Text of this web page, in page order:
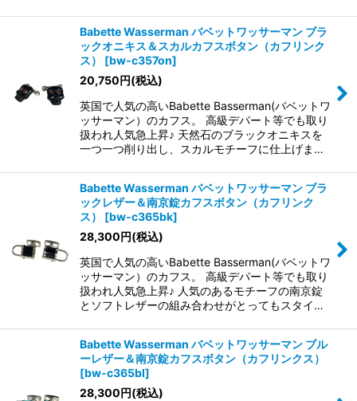
Babette Wasserman バベットワッサーマン ブラ
ックオニキス＆スカルカフスボタン（カフリンク
ス）
[bw-c357on]
20,750円(税込)
英国で人気の高いBabette Basserman(バベットワ
ッサーマン）のカフス。 高級デパート等でも取り
扱われ人気急上昇♪ 天然石のブラックオニキスを
一つ一つ削り出し、スカルモチーフに仕上げま…
Babette Wasserman バベットワッサーマン ブラ
ックレザー＆南京錠カフスボタン（カフリンク
ス）
[bw-c365bk]
28,300円(税込)
英国で人気の高いBabette Basserman(バベットワ
ッサーマン）のカフス。 高級デパート等でも取り
扱われ人気急上昇♪ 人気のあるモチーフの南京錠
とソフトレザーの組み合わせがとってもスタイ…
Babette Wasserman バベットワッサーマン ブル
ーレザー＆南京錠カフスボタン（カフリンクス）
[bw-c365bl]
28,300円(税込)